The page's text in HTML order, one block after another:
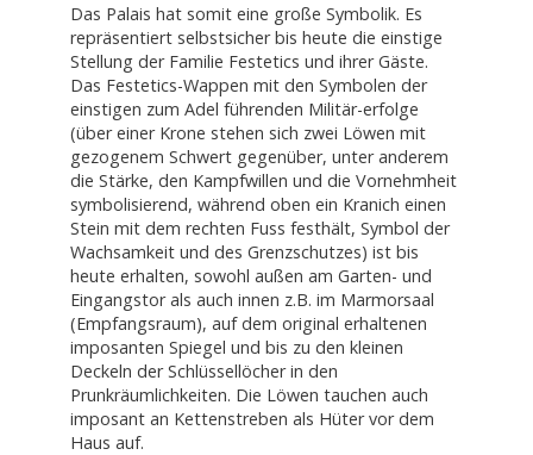
Das Palais hat somit eine große Symbolik. Es
repräsentiert selbstsicher bis heute die einstige
Stellung der Familie Festetics und ihrer Gäste.
Das Festetics-Wappen mit den Symbolen der
einstigen zum Adel führenden Militär-erfolge
(über einer Krone stehen sich zwei Löwen mit
gezogenem Schwert gegenüber, unter anderem
die Stärke, den Kampfwillen und die Vornehmheit
symbolisierend, während oben ein Kranich einen
Stein mit dem rechten Fuss festhält, Symbol der
Wachsamkeit und des Grenzschutzes) ist bis
heute erhalten, sowohl außen am Garten- und
Eingangstor als auch innen z.B. im Marmorsaal
(Empfangsraum), auf dem original erhaltenen
imposanten Spiegel und bis zu den kleinen
Deckeln der Schlüssellöcher in den
Prunkräumlichkeiten. Die Löwen tauchen auch
imposant an Kettenstreben als Hüter vor dem
Haus auf.